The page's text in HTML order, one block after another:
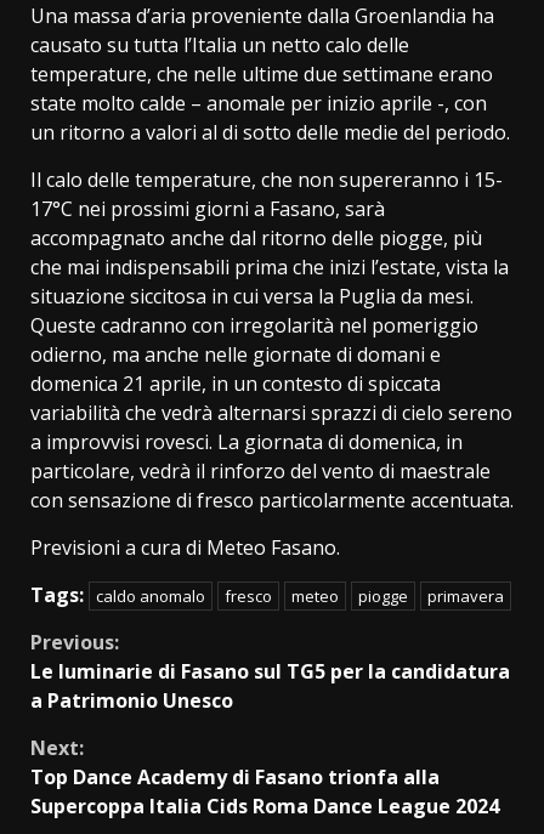
Una massa d’aria proveniente dalla Groenlandia ha
causato su tutta l’Italia un netto calo delle
temperature, che nelle ultime due settimane erano
state molto calde – anomale per inizio aprile -, con
un ritorno a valori al di sotto delle medie del periodo.
Il calo delle temperature, che non supereranno i 15-
17°C nei prossimi giorni a Fasano, sarà
accompagnato anche dal ritorno delle piogge, più
che mai indispensabili prima che inizi l’estate, vista la
situazione siccitosa in cui versa la Puglia da mesi.
Queste cadranno con irregolarità nel pomeriggio
odierno, ma anche nelle giornate di domani e
domenica 21 aprile, in un contesto di spiccata
variabilità che vedrà alternarsi sprazzi di cielo sereno
a improvvisi rovesci. La giornata di domenica, in
particolare, vedrà il rinforzo del vento di maestrale
con sensazione di fresco particolarmente accentuata.
Previsioni a cura di Meteo Fasano.
Tags: caldo anomalo fresco meteo piogge primavera
Continue
Reading
Previous:
Le luminarie di Fasano sul TG5 per la candidatura
a Patrimonio Unesco
Next:
Top Dance Academy di Fasano trionfa alla
Supercoppa Italia Cids Roma Dance League 2024